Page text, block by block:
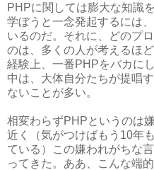
PHPに関しては膨大な知識
学ぼうと一念発起するには
いるのだ。それに、どのプ
のは、多くの人が考えるほ
経験上、一番PHPをバカに
中は、大体自分たちが提唱
ないことが多い。
相変わらずPHPというのは
近く（気がつけばもう10年
ている）この嫌われがちな
ってきた。ああ、こんな端